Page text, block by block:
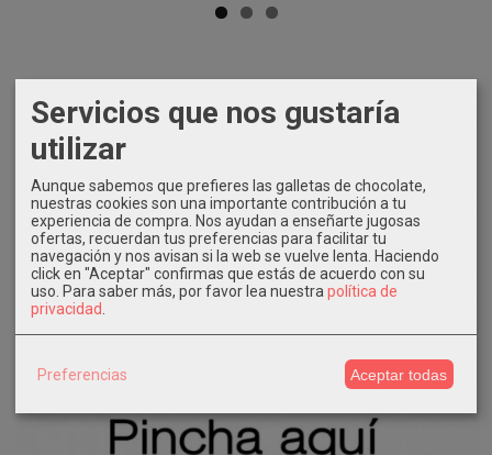
Servicios que nos gustaría
utilizar
Aunque sabemos que prefieres las galletas de chocolate,
nuestras cookies son una importante contribución a tu
experiencia de compra. Nos ayudan a enseñarte jugosas
ofertas, recuerdan tus preferencias para facilitar tu
navegación y nos avisan si la web se vuelve lenta. Haciendo
click en "Aceptar" confirmas que estás de acuerdo con su
uso. Para saber más, por favor lea nuestra política de
privacidad
Preferencias Aceptar todas